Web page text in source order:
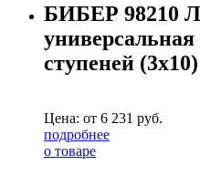
БИБЕР 98210
ступеней (3х10)
Цена: от 6 231 руб.
подробнее
о товаре